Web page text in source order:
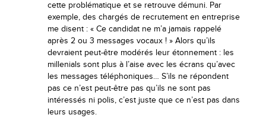
cette problématique et se retrouve démuni. Par
exemple, des chargés de recrutement en entreprise
me disent : « Ce candidat ne m’a jamais rappelé
après 2 ou 3 messages vocaux ! » Alors qu’ils
devraient peut-être modérés leur étonnement : les
millenials sont plus à l’aise avec les écrans qu’avec
les messages téléphoniques… S’ils ne répondent
pas ce n’est peut-être pas qu’ils ne sont pas
intéressés ni polis, c’est juste que ce n’est pas dans
leurs usages.